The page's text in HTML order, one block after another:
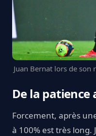
Juan Bernat lors de son
De la patience
Forcement, après
à 100% est très